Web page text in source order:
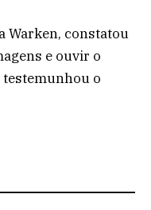
Warken, constatou
e ouvir o
testemunhou o